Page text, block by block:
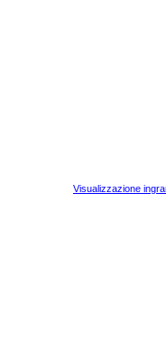
Visualizzazione